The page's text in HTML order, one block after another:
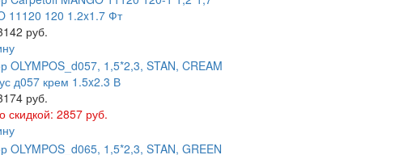
11120 120 1.2x1.7 Фт
руб.
д057 крем 1.5x2.3 В
руб.
скидкой: 2857 руб.